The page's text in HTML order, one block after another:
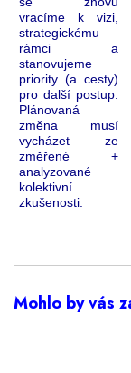
vracíme k vizi,
strategickému
rámci a
stanovujeme
priority (a cesty)
pro další postup.
Plánovaná
změna musí
vycházet ze
změřené +
analyzované
kolektivní
zkušenosti.
Mohlo by vás